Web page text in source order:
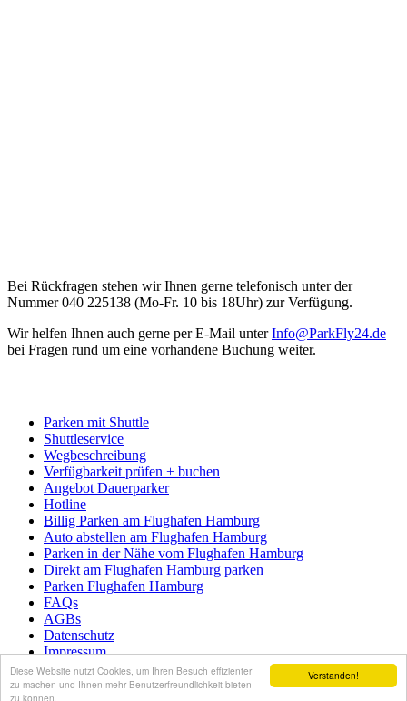
Verstanden!
Diese Website nutzt Cookies, um Ihren Besuch effizienter
zu machen und Ihnen mehr Benutzerfreundlichkeit bieten
zu können.
Bei Rückfragen stehen wir Ihnen gerne telefonisch unter der
Nummer 040 225138 (Mo-Fr. 10 bis 18Uhr) zur Verfügung.
Wir helfen Ihnen auch gerne per E-Mail unterInfo@ParkFly24.de
bei Fragen rund um eine vorhandene Buchung weiter.
Parken mit Shuttle
Shuttleservice
Wegbeschreibung
Verfügbarkeit prüfen + buchen
Angebot Dauerparker
Hotline
Billig Parken am Flughafen Hamburg
Auto abstellen am Flughafen Hamburg
Parken in der Nähe vom Flughafen Hamburg
Direkt am Flughafen Hamburg parken
Parken Flughafen Hamburg
FAQs
AGBs
Datenschutz
Impressum
Copyright © 2026 ParkFly24.de. Alle Rechte vorbehalten. |